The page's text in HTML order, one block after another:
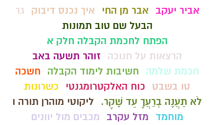
אביר יעקב אבר מן החי איך נכנס דיבוק
גר
הבעל שם טוב תמונות
הפתח לחכמת הקבלה חלק א
הרצאות על חנוכה
זוהר תשעה באב
חכמת שלמה
חשיבות לימוד הקבלה
חשכה
טו בשבט
כוח האלקטרומגנטי
כשרונות
לֹא תַעֲנֶה בְרֵעֲךָ עֵד שָׁקֶר.
ליקוטי מוהרן תורה ו
מוחמד
מזל עקרב
מכבים מול יוונים